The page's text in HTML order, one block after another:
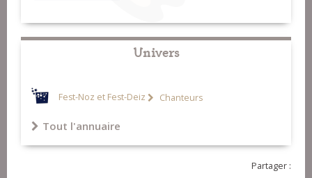
Univers
Fest-Noz et Fest-Deiz Chanteurs
Tout l'annuaire
Partager :